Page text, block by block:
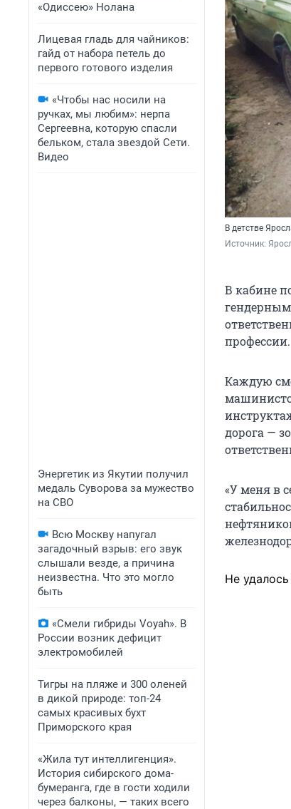
«Одиссею» Нолана
Лицевая гладь для чайников:
гайд от набора петель до
первого готового изделия
«Чтобы нас носили на
ручках, мы любим»: нерпа
Сергеевна, которую спасли
бельком, стала звездой Сети.
Видео
Энергетик из Якутии получил
медаль Суворова за мужество
на СВО
Всю Москву напугал
загадочный взрыв: его звук
слышали везде, а причина
неизвестна. Что это могло
быть
«Смели гибриды Voyah». В
России возник дефицит
электромобилей
Тигры на пляже и 300 оленей
в дикой природе: топ-24
самых красивых бухт
Приморского края
«Жила тут интеллигенция».
История сибирского дома-
бумеранга, где в гости ходили
через балконы, — таких всего
В детстве
Источник:
В кабине
гендерным
профессии.
Каждую
дорога —
«У меня в
Не удалось